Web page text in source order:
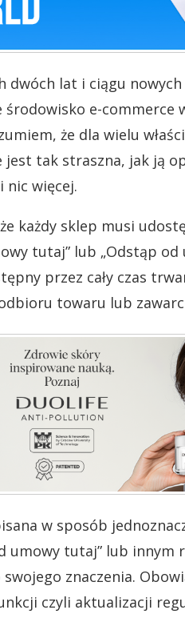
lat i ciągu
środowisko e-
że dla wielu
tak straszna, jak ją
więcej.
każdy sklep musi
tutaj” lub „Odstąp
przez cały czas
towaru lub
w sposób
umowy tutaj” lub
znaczenia.
czyli aktualizacji